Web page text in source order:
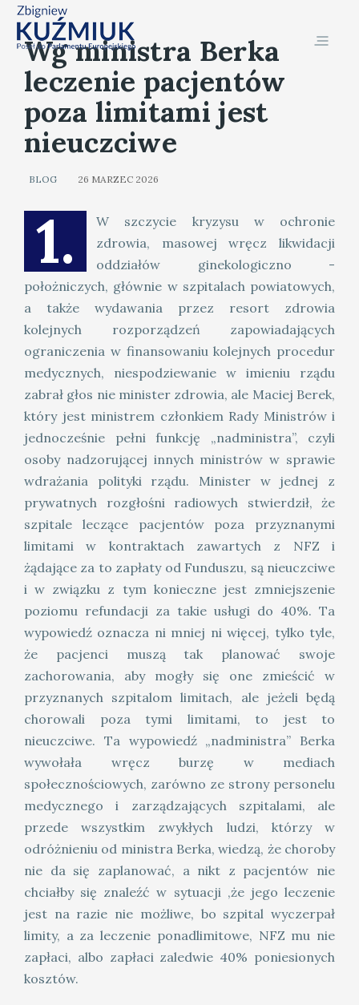
Wg ministra Berka
leczenie pacjentów
poza limitami jest
nieuczciwe
BLOG 26 MARZEC 2026
1.
W szczycie kryzysu w ochronie
zdrowia, masowej wręcz likwidacji
oddziałów ginekologiczno -
położniczych, głównie w szpitalach powiatowych,
a także wydawania przez resort zdrowia
kolejnych rozporządzeń zapowiadających
ograniczenia w finansowaniu kolejnych procedur
medycznych, niespodziewanie w imieniu rządu
zabrał głos nie minister zdrowia, ale Maciej Berek,
który jest ministrem członkiem Rady Ministrów i
jednocześnie pełni funkcję „nadministra”, czyli
osoby nadzorującej innych ministrów w sprawie
wdrażania polityki rządu. Minister w jednej z
prywatnych rozgłośni radiowych stwierdził, że
szpitale leczące pacjentów poza przyznanymi
limitami w kontraktach zawartych z NFZ i
żądające za to zapłaty od Funduszu, są nieuczciwe
i w związku z tym konieczne jest zmniejszenie
poziomu refundacji za takie usługi do 40%. Ta
wypowiedź oznacza ni mniej ni więcej, tylko tyle,
że pacjenci muszą tak planować swoje
zachorowania, aby mogły się one zmieścić w
przyznanych szpitalom limitach, ale jeżeli będą
chorowali poza tymi limitami, to jest to
nieuczciwe. Ta wypowiedź „nadministra” Berka
wywołała wręcz burzę w mediach
społecznościowych, zarówno ze strony personelu
medycznego i zarządzających szpitalami, ale
przede wszystkim zwykłych ludzi, którzy w
odróżnieniu od ministra Berka, wiedzą, że choroby
nie da się zaplanować, a nikt z pacjentów nie
chciałby się znaleźć w sytuacji ,że jego leczenie
jest na razie nie możliwe, bo szpital wyczerpał
limity, a za leczenie ponadlimitowe, NFZ mu nie
zapłaci, albo zapłaci zaledwie 40% poniesionych
kosztów.